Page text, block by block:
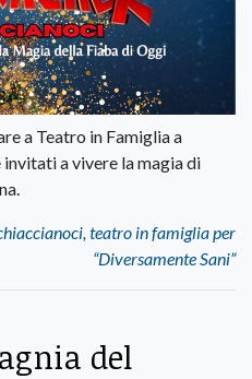
a Teatro in Famiglia a
a vivere la magia di
teatro in famiglia per
“Diversamente Sani”
del